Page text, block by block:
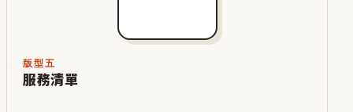
版型五
服務清單